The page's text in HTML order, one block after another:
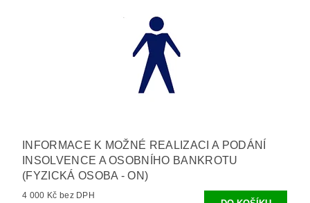
INFORMACE K MOŽNÉ REALIZACI A PODÁNÍ
INSOLVENCE A OSOBNÍHO BANKROTU
(FYZICKÁ OSOBA - ON)
4 000 Kč bez DPH